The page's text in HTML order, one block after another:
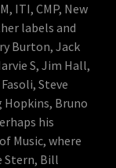
ITI, CMP, New
labels and
Burton, Jack
S, Jim Hall,
Steve
Hopkins, Bruno
his
Music, where
Stern, Bill